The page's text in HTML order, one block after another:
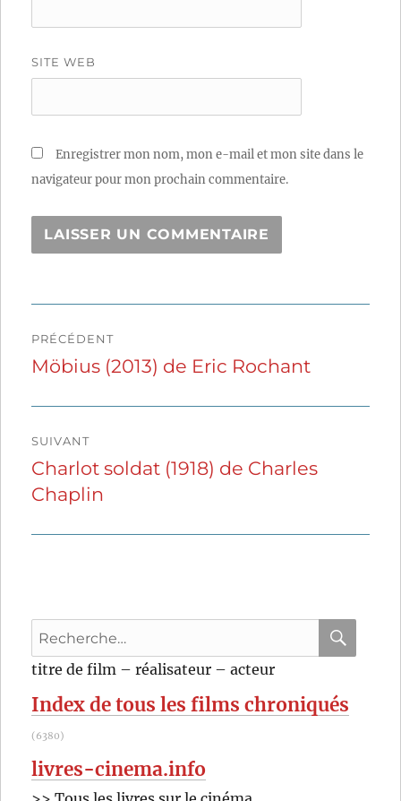
SITE WEB
Enregistrer mon nom, mon e-mail et mon site dans le
navigateur pour mon prochain commentaire.
de
PRÉCÉDENT
Publication
Möbius (2013) de Eric Rochant
SUIVANT
Publication
suivante :
Charlot soldat (1918) de Charles
Chaplin
Recherche
pour
:
titre de film – réalisateur – acteur
Index de tous les films chroniqués
(6380)
livres-cinema.info